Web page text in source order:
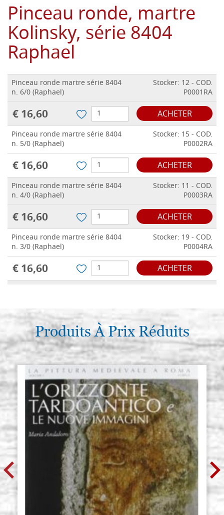
Pinceau ronde, martre
Kolinsky, série 8404
Raphael
Pinceau ronde martre série 8404
n. 6/0 (Raphael)
Stocker: 12 - COD.
P0001RA
€ 16,60 ACHETER
Pinceau ronde martre série 8404
n. 5/0 (Raphael)
Stocker: 15 - COD.
P0002RA
€ 16,60 ACHETER
Pinceau ronde martre série 8404
n. 4/0 (Raphael)
Stocker: 11 - COD.
P0003RA
€ 16,60 ACHETER
Pinceau ronde martre série 8404
n. 3/0 (Raphael)
Stocker: 19 - COD.
P0004RA
€ 16,60 ACHETER
€ 18,10 ACHETER
Pinceau ronde martre série 8404
n. 0 (Raphael)
Stocker: 14 - COD.
P0006RA
€ 19,30 ACHETER
Pinceau ronde martre série 8404
n. 1 (Raphael)
Stocker: 13 - COD.
P0007RA
€ 23,00 ACHETER
Pinceau ronde martre série 8404
n. 2 (Raphael)
Stocker: 12 - COD.
P0008RA
€ 25,00 ACHETER
Pinceau ronde martre série 8404
Stocker: 12 - COD.
P0009RA
Produits À Prix Réduits